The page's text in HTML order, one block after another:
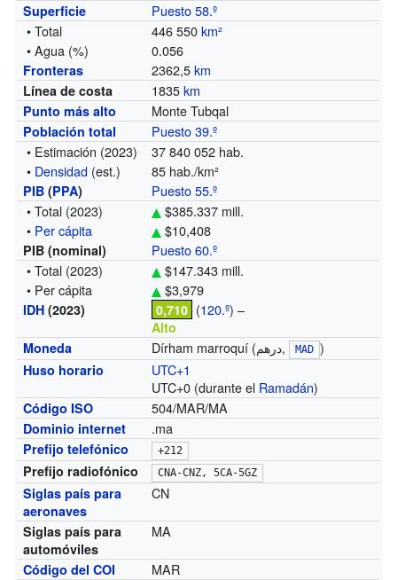
Superficie
Puesto 58.º
• Total
446 550km²
• Agua (%)
0.056
Fronteras 2362,5km
Línea de costa 1835km
Punto más alto Monte Tubqal
Población total
Puesto 39.º
• Estimación (2023)
37 840 052 hab.
• Densidad (est.) 85 hab./km²
PIB (PPA)
Puesto 55.º
• Total (2023)
$385.337 mill.
• Per cápita $10,408
PIB (nominal)
Puesto 60.º
• Total (2023)
$147.343 mill.
• Per cápita
$3,979
IDH (2023) 0,710 (120.º) –
Alto
Moneda
Dírham marroquí (درهم, MAD )
Huso horario
UTC+1
UTC+0 (durante el Ramadán)
Código ISO 504/MAR/MA
Dominio internet .ma
Prefijo telefónico +212
Prefijo radiofónico CNA-CNZ, 5CA-5GZ
Siglas país para
aeronaves
CN
Siglas país para
automóviles
MA
Código del COI MAR